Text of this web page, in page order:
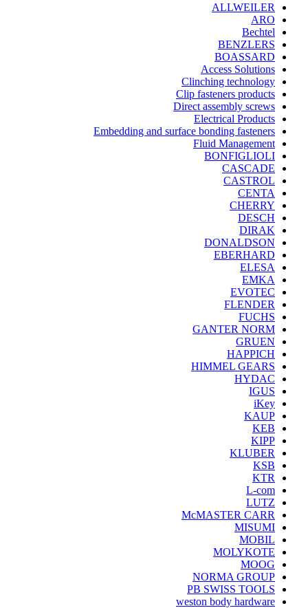
ALLWEILER
ARO
Bechtel
BENZLERS
BOASSARD
Access Solutions
Clinching technology
Clip fasteners products
Direct assembly screws
Electrical Products
Embedding and surface bonding fasteners
Fluid Management
BONFIGLIOLI
CASCADE
CASTROL
CENTA
CHERRY
DESCH
DIRAK
DONALDSON
EBERHARD
ELESA
EMKA
EVOTEC
FLENDER
FUCHS
GANTER NORM
GRUEN
HAPPICH
HIMMEL GEARS
HYDAC
IGUS
iKey
KAUP
KEB
KIPP
KLUBER
KSB
KTR
L-com
LUTZ
McMASTER CARR
MISUMI
MOBIL
MOLYKOTE
MOOG
NORMA GROUP
PB SWISS TOOLS
weston body hardware